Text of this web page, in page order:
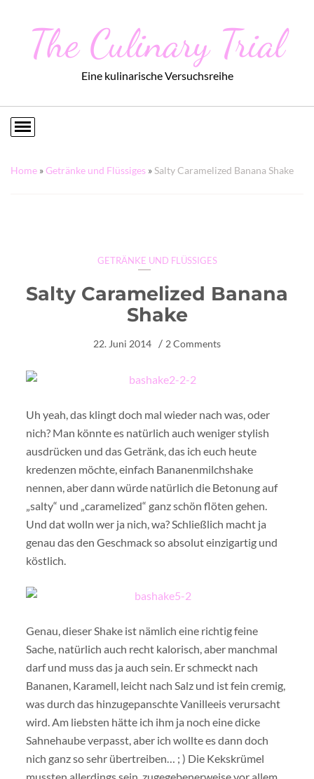
The Culinary Trial
Eine kulinarische Versuchsreihe
Home »Getränke und Flüssiges »Salty Caramelized Banana Shake
GETRÄNKE UND FLÜSSIGES
Salty Caramelized Banana
Shake
22. Juni 2014 2 Comments
Uh yeah, das klingt doch mal wieder nach was, oder
nich? Man könnte es natürlich auch weniger stylish
ausdrücken und das Getränk, das ich euch heute
kredenzen möchte, einfach Bananenmilchshake
nennen, aber dann würde natürlich die Betonung auf
„salty“ und „caramelized“ ganz schön flöten gehen.
Und dat wolln wer ja nich, wa? Schließlich macht ja
genau das den Geschmack so absolut einzigartig und
köstlich.
Genau, dieser Shake ist nämlich eine richtig feine
Sache, natürlich auch recht kalorisch, aber manchmal
darf und muss das ja auch sein. Er schmeckt nach
Bananen, Karamell, leicht nach Salz und ist fein cremig,
was durch das hinzugepanschte Vanilleeis verursacht
wird. Am liebsten hätte ich ihm ja noch eine dicke
Sahnehaube verpasst, aber ich wollte es dann doch
nich ganz so sehr übertreiben… ; ) Die Kekskrümel